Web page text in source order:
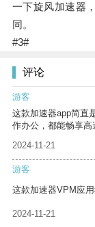
一下旋风加速器
同。
#3#
评论
游客
这款加速器app简直
作办公，都能畅享高
2024-11-21
游客
这款加速器VPM应
2024-11-21